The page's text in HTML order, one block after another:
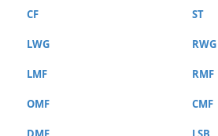
CF ST
LWG RWG
LMF RMF
OMF CMF